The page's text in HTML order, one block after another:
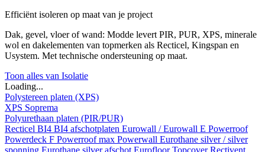
Efficiënt isoleren op maat van je project
Dak, gevel, vloer of wand: Modde levert PIR, PUR, XPS, minerale
wol en dakelementen van topmerken als Recticel, Kingspan en
Usystem. Met technische ondersteuning op maat.
Toon alles van Isolatie
Loading...
Polystereen platen (XPS)
XPS Soprema
Polyurethaan platen (PIR/PUR)
Recticel BI4 BI4 afschotplaten Eurowall / Eurowall E Powerroof
Powerdeck F Powerroof max Powerwall Eurothane silver / silver
sponning Eurothane silver afschot EurofloorTopcoverRectivent